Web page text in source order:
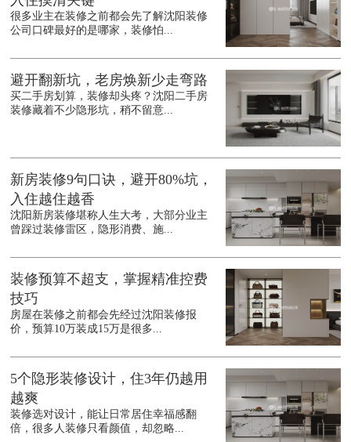
很多业主在装修之前都会先了解沈阳装修
公司口碑最好的是哪家，装修怕...
避开翻新坑，老房焕新少走弯路
买二手房划算，装修却头疼？沈阳二手房
装修藏着不少隐形坑，稍不留意...
新房装修9句口诀，避开80%坑，
入住越住越香
沈阳新房装修堪称人生大考，大部分业主
曾踩过装修雷区，隐形消费、施...
装修预算不超支，掌握精准控费
技巧
房屋在装修之前都会先经过沈阳装修报
价，预算10万装成15万是很多...
5个隐形装修设计，住3年仍越用
越爽
装修选对设计，能让日常居住幸福感翻
倍，很多人装修只看颜值，却忽略...